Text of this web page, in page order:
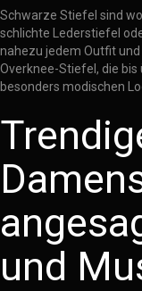
Schwarze Stiefel sind
schlichte Lederstiefel
nahezu jedem Outfit
Overknee-Stiefel, die bis
besonders modischen
und